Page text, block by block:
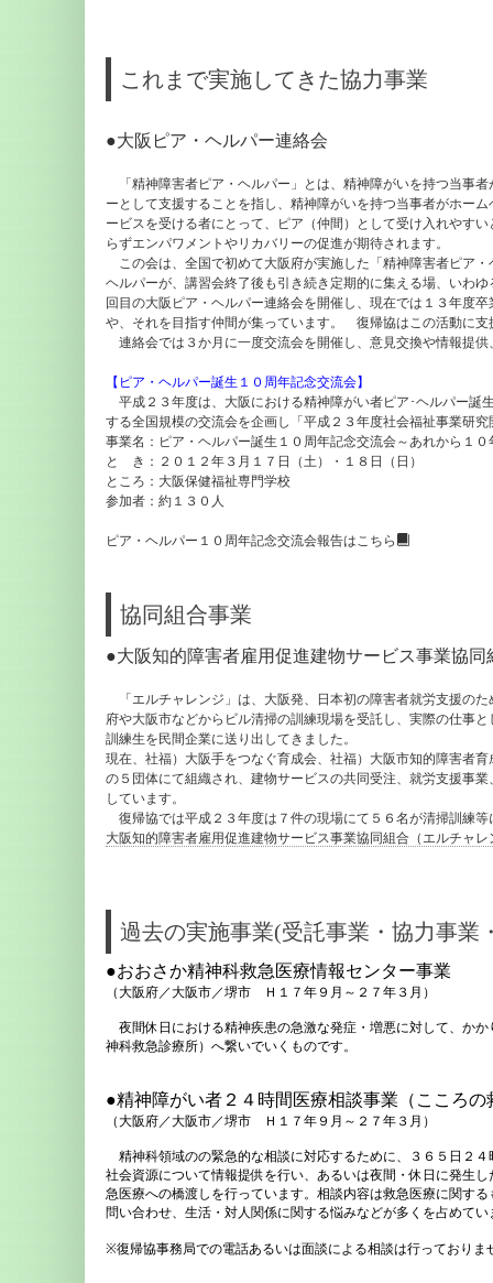
これまで実施してきた協力事業
●大阪ピア・ヘルパー連絡会
「精神障害者ピア・ヘルパー」とは、精神障がいを持つ当事
ーとして支援することを指し、精神障がいを持つ当事者がホー
ービスを受ける者にとって、ピア（仲間）として受け入れやす
らずエンパワメントやリカバリーの促進が期待されます。
この会は、全国で初めて大阪府が実施した「精神障害者ピア
ヘルパーが、講習会終了後も引き続き定期的に集える場、いわ
回目の大阪ピア・ヘルパー連絡会を開催し、現在では１３年度
や、それを目指す仲間が集っています。 復帰協はこの活動に支
連絡会では３か月に一度交流会を開催し、意見交換や情報提供
【ピア・ヘルパー誕生１０周年記念交流会】
平成２３年度は、大阪における精神障がい者ピア･ヘルパー誕
する全国規模の交流会を企画し「平成２３年度社会福祉事業研
事業名：ピア・ヘルパー誕生１０周年記念交流会～あれから１
と き：２０１２年３月１７日（土）・１８日（日）
ところ：大阪保健福祉専門学校
参加者：約１３０人
ピア・ヘルパー１０周年記念交流会報告はこちら
協同組合事業
●大阪知的障害者雇用促進建物サービス事業協同
「エルチャレンジ」は、大阪発、日本初の障害者就労支援の
府や大阪市などからビル清掃の訓練現場を受託し、実際の仕事
訓練生を民間企業に送り出してきました。
現在、社福）大阪手をつなぐ育成会、社福）大阪市知的障害者
の５団体にて組織され、建物サービスの共同受注、就労支援事
しています。
復帰協では平成２３年度は７件の現場にて５６名が清掃訓練等
大阪知的障害者雇用促進建物サービス事業協同組合（エルチャ
過去の実施事業(受託事業・協力事業
●おおさか精神科救急医療情報センター事業
（大阪府／大阪市／堺市 Ｈ１７年９月～２７年３月）
夜間休日における精神疾患の急激な発症・増悪に対して、か
神科救急診療所）へ繋いでいくものです。
●精神障がい者２４時間医療相談事業 （こころ
（大阪府／大阪市／堺市 Ｈ１７年９月～２７年３月）
精神科領域のの緊急的な相談に対応するために、３６５日２
社会資源について情報提供を行い、あるいは夜間・休日に発生
急医療への橋渡しを行っています。相談内容は救急医療に関す
問い合わせ、生活・対人関係に関する悩みなどが多くを占めてい
※復帰協事務局での電話あるいは面談による相談は行っておりま